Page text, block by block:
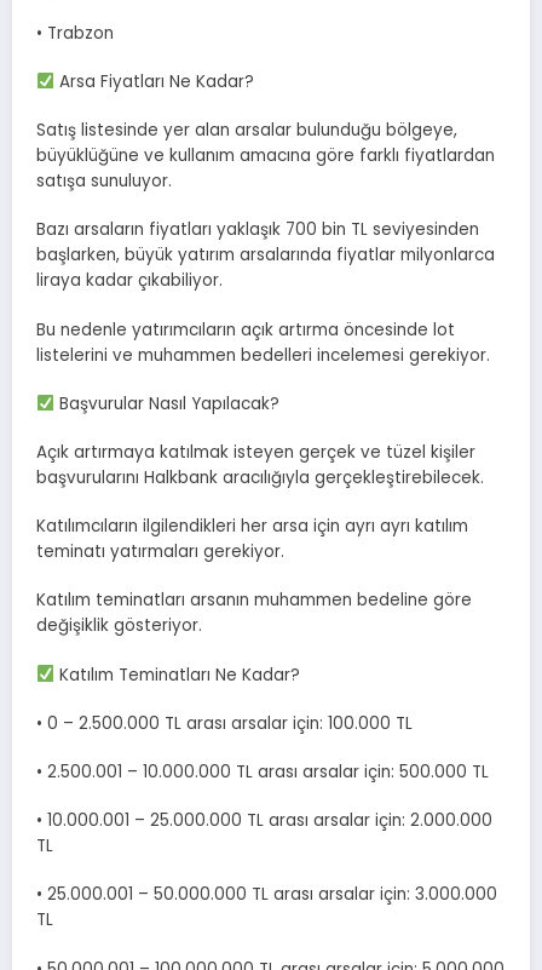
• Trabzon
Arsa Fiyatları Ne Kadar?
Satış listesinde yer alan arsalar bulunduğu bölgeye,
büyüklüğüne ve kullanım amacına göre farklı fiyatlardan
satışa sunuluyor.
Bazı arsaların fiyatları yaklaşık 700 bin TL seviyesinden
başlarken, büyük yatırım arsalarında fiyatlar milyonlarca
liraya kadar çıkabiliyor.
Bu nedenle yatırımcıların açık artırma öncesinde lot
listelerini ve muhammen bedelleri incelemesi gerekiyor.
Başvurular Nasıl Yapılacak?
Açık artırmaya katılmak isteyen gerçek ve tüzel kişiler
başvurularını Halkbank aracılığıyla gerçekleştirebilecek.
Katılımcıların ilgilendikleri her arsa için ayrı ayrı katılım
teminatı yatırmaları gerekiyor.
Katılım teminatları arsanın muhammen bedeline göre
değişiklik gösteriyor.
Katılım Teminatları Ne Kadar?
• 0 – 2.500.000 TL arası arsalar için: 100.000 TL
• 2.500.001 – 10.000.000 TL arası arsalar için: 500.000 TL
• 10.000.001 – 25.000.000 TL arası arsalar için: 2.000.000
TL
• 25.000.001 – 50.000.000 TL arası arsalar için: 3.000.000
TL